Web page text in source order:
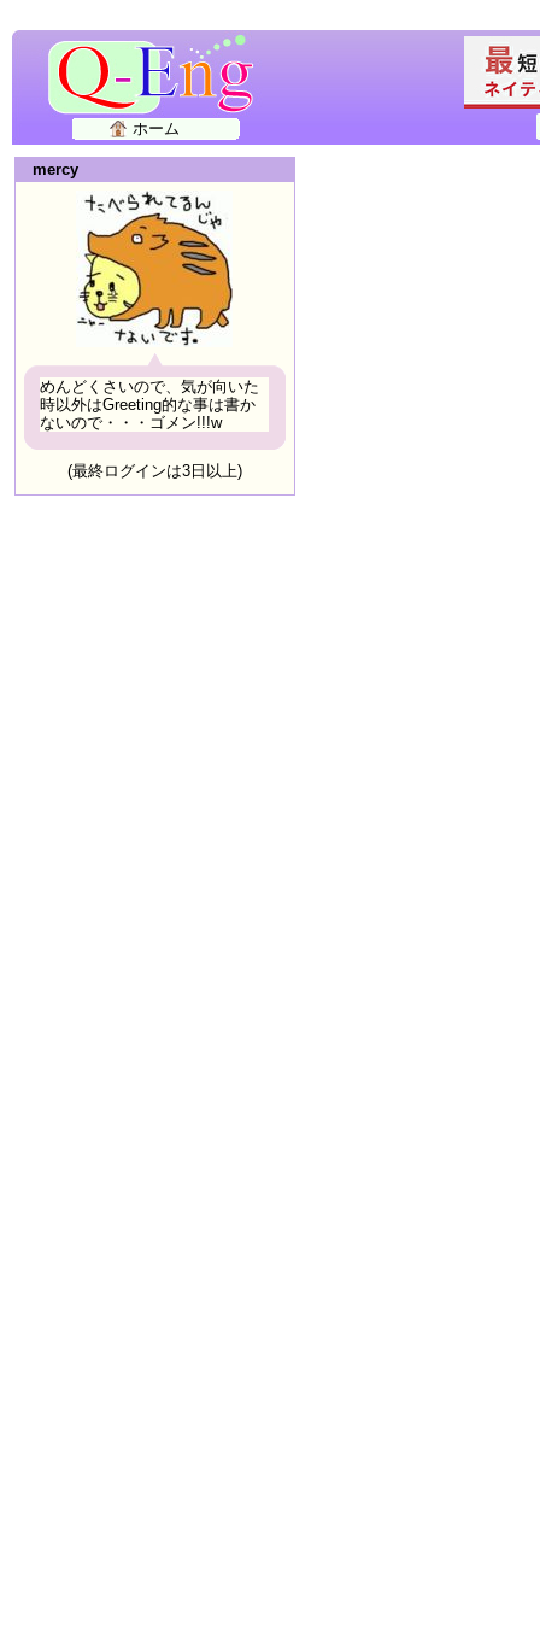
ホーム
mercy
めんどくさいので、気が向いた
時以外はGreeting的な事は書か
ないので・・・ゴメン!!!w
(最終ログインは3日以上)